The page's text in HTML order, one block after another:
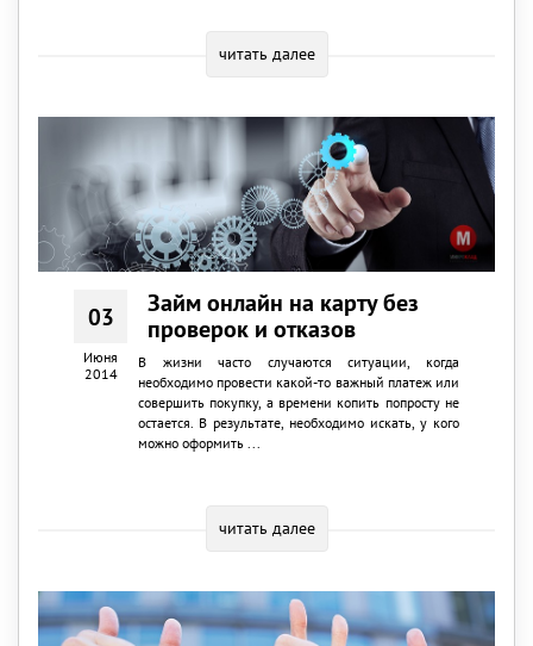
читать далее
03
Июня
2014
Займ онлайн на карту без
проверок и отказов
В жизни часто случаются ситуации, когда
необходимо провести какой-то важный платеж или
совершить покупку, а времени копить попросту не
остается. В результате, необходимо искать, у кого
можно оформить ...
читать далее